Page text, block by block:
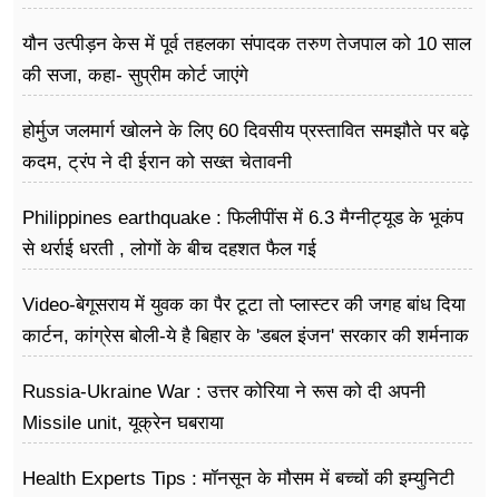
यौन उत्पीड़न केस में पूर्व तहलका संपादक तरुण तेजपाल को 10 साल
की सजा, कहा- सुप्रीम कोर्ट जाएंगे
होर्मुज जलमार्ग खोलने के लिए 60 दिवसीय प्रस्तावित समझौते पर बढ़े
कदम, ट्रंप ने दी ईरान को सख्त चेतावनी
Philippines earthquake : फिलीपींस में 6.3 मैग्नीट्यूड के भूकंप
से थर्राई धरती , लोगों के बीच दहशत फैल गई
Video-बेगूसराय में युवक का पैर टूटा तो प्लास्टर की जगह बांध दिया
कार्टन, कांग्रेस बोली-ये है बिहार के 'डबल इंजन' सरकार की शर्मनाक
Russia-Ukraine War : उत्तर कोरिया ने रूस को दी अपनी
Missile unit, यूक्रेन घबराया
Health Experts Tips : मॉनसून के मौसम में बच्चों की इम्युनिटी